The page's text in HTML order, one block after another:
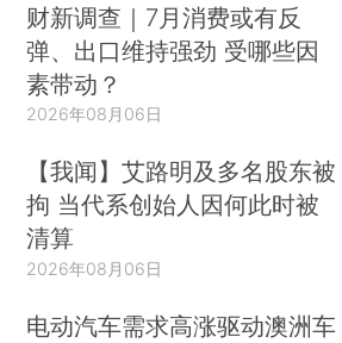
财新调查｜7月消费或有反
弹、出口维持强劲 受哪些因
素带动？
2026年08月06日
【我闻】艾路明及多名股东被
拘 当代系创始人因何此时被
清算
2026年08月06日
电动汽车需求高涨驱动澳洲车